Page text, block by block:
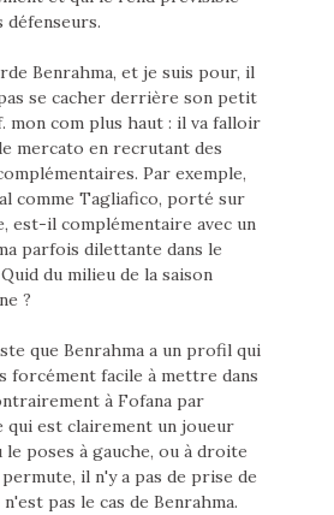
défenseurs.
Benrahma, et je suis pour, il
se cacher derrière son petit
mon com plus haut : il va falloir
mercato en recrutant des
Par exemple,
comme Tagliafico, porté sur
est-il complémentaire avec un
parfois dilettante dans le
du milieu de la saison
?
que Benrahma a un profil qui
forcément facile à mettre dans
à Fofana par
qui est clairement un joueur
le poses à gauche, ou à droite
il n'y a pas de prise de
pas le cas de Benrahma.